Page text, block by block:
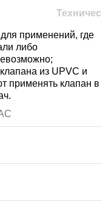
применений, где
либо
из UPVC и
применять клапан в